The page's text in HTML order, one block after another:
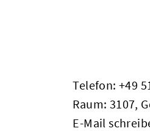
Telefon: +49
Raum: 3107,
E-Mail